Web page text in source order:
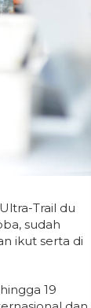
Trail du
sudah
ikut serta di
19